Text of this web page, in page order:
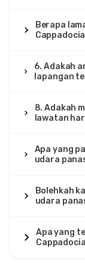
Berapa
6. Adakah
lapangan
8. Adakah
lawatan
Apa yang
udara
Bolehkah
udara
Apa yang